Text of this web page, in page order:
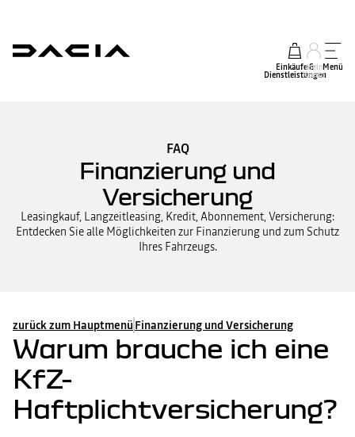
Einkäufe &
Dienstleistungen
mein
Konto
Menü
FAQ
Finanzierung und
Versicherung
Leasingkauf, Langzeitleasing, Kredit, Abonnement, Versicherung:
Entdecken Sie alle Möglichkeiten zur Finanzierung und zum Schutz
Ihres Fahrzeugs.
zurück zum Hauptmenü Finanzierung und Versicherung
Warum brauche ich eine
KfZ-
Haftplichtversicherung?